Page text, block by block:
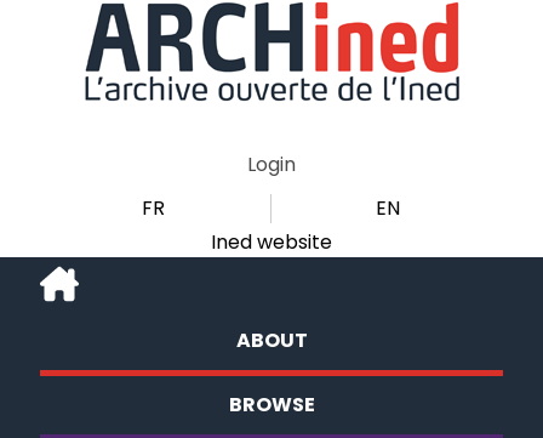
Login
FR
EN
Ined website
ABOUT
BROWSE